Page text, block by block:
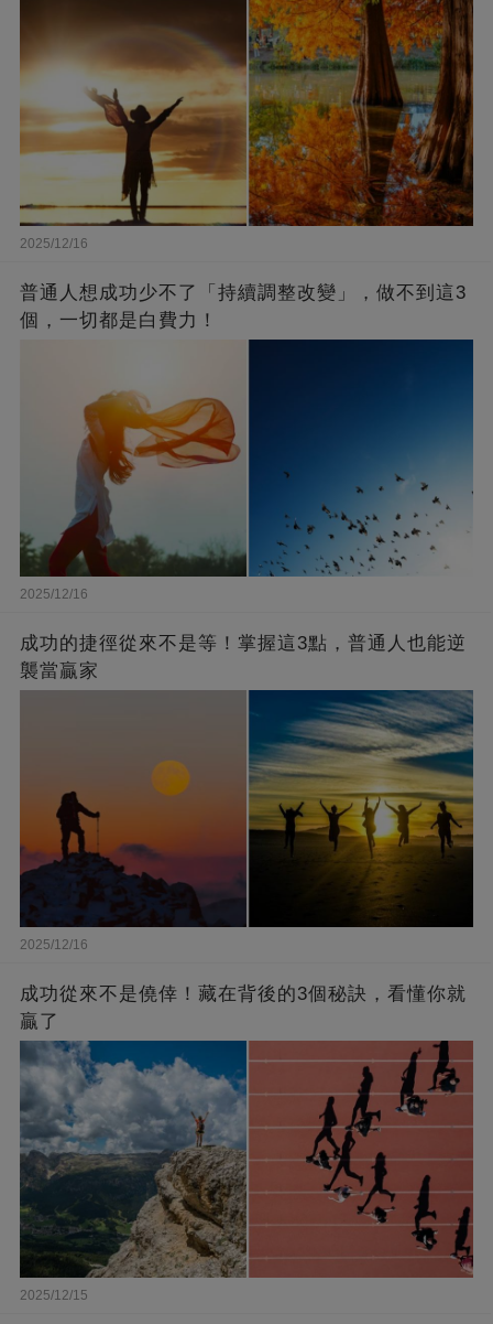
2025/12/16
普通人想成功少不了「持續調整改變」，做不到這3
個，一切都是白費力！
2025/12/16
成功的捷徑從來不是等！掌握這3點，普通人也能逆
襲當贏家
2025/12/16
成功從來不是僥倖！藏在背後的3個秘訣，看懂你就
贏了
2025/12/15